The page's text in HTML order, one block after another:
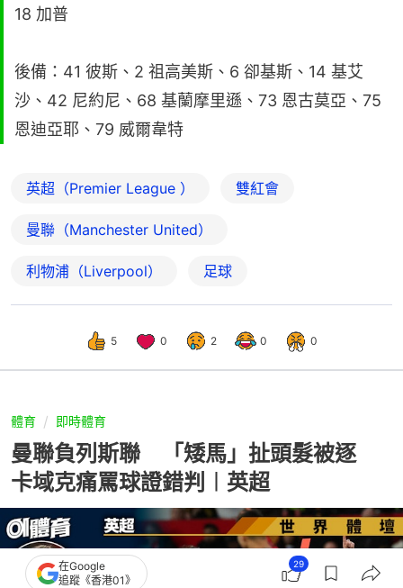
18 加普
後備：41 彼斯、2 祖高美斯、6 卻基斯、14 基艾
沙、42 尼約尼、68 基蘭摩里遜、73 恩古莫亞、75
恩迪亞耶、79 威爾韋特
英超（Premier League ） 雙紅會
曼聯（Manchester United）
利物浦（Liverpool） 足球
5 0 2 0 0
體育 即時體育
曼聯負列斯聯 「矮馬」扯頭髮被逐
卡域克痛罵球證錯判︱英超
在Google
追蹤《香港01》
29